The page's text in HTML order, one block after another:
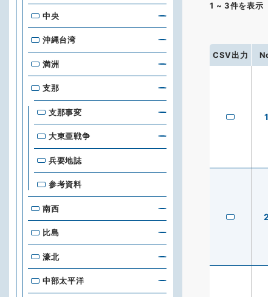
1 ~ 3件を表示
CSV出力
1
2
中央
沖縄台湾
満洲
支那
支那事変
大東亜戦争
兵要地誌
参考資料
南西
比島
濠北
中部太平洋